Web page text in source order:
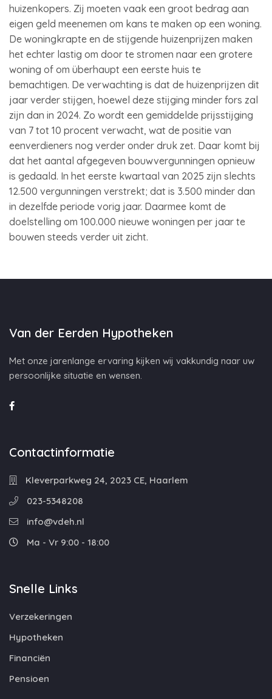
huizenkopers. Zij moeten vaak een groot bedrag aan
eigen geld meenemen om kans te maken op een woning.
De woningkrapte en de stijgende huizenprijzen maken
het echter lastig om door te stromen naar een grotere
woning of om überhaupt een eerste huis te
bemachtigen. De verwachting is dat de huizenprijzen dit
jaar verder stijgen, hoewel deze stijging minder fors zal
zijn dan in 2024. Zo wordt een gemiddelde prijsstijging
van 7 tot 10 procent verwacht, wat de positie van
eenverdieners nog verder onder druk zet. Daar komt bij
dat het aantal afgegeven bouwvergunningen opnieuw
is gedaald. In het eerste kwartaal van 2025 zijn slechts
12.500 vergunningen verstrekt; dat is 3.500 minder dan
in dezelfde periode vorig jaar. Daarmee komt de
doelstelling om 100.000 nieuwe woningen per jaar te
bouwen steeds verder uit zicht.
Van der Eerden Hypotheken
Met onze jarenlange ervaring kijken wij vakkundig naar uw
persoonlijke situatie en wensen.
Contactinformatie
Kleverparkweg 24, 2023 CE, Haarlem
023-5348208
info@vdeh.nl
Ma - Vr 9:00 - 18:00
Snelle Links
Verzekeringen
Hypotheken
Financiën
Pensioen